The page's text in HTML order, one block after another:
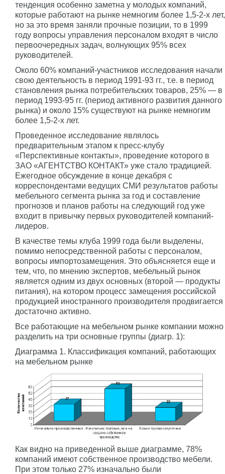
тенденция особенно заметна у молодых компаний,
которые работают на рынке немногим более 1,5-2-х лет,
но за это время заняли прочные позиции, то в 1999
году вопросы управления персоналом входят в число
первоочередных задач, волнующих 95% всех
руководителей.
Около 60% компаний-участников исследования начали
свою деятельность в период 1991-93 гг., т.е. в период
становления рынка потребительских товаров, 25% — в
период 1993-95 гг. (период активного развития данного
рынка) и около 15% существуют на рынке немногим
более 1,5-2-х лет.
Проведенное исследование являлось
предварительным этапом к пресс-клубу
«Перспективные контакты», проведение которого в
ЗАО «АГЕНТСТВО КОНТАКТ» уже стало традицией.
Ежегодное обсуждение в конце декабря с
корреспондентами ведущих СМИ результатов работы
мебельного сегмента рынка за год и составление
прогнозов и планов работы на следующий год уже
входит в привычку первых руководителей компаний-
лидеров.
В качестве темы клуба 1999 года были выделены,
помимо непосредственной работы с персоналом,
вопросы импортозамещения. Это объясняется еще и
тем, что, по мнению экспертов, мебельный рынок
является одним из двух основных (второй — продукты
питания), на котором процесс замещения российской
продукцией иностранного производителя продвигается
достаточно активно.
Все работающие на мебельном рынке компании можно
разделить на три основные группы (диагр. 1):
Диаграмма 1. Классификация компаний, работающих
на мебельном рынке
Как видно на приведенной выше диаграмме, 78%
компаний имеют собственное производство мебели.
При этом только 27% изначально были